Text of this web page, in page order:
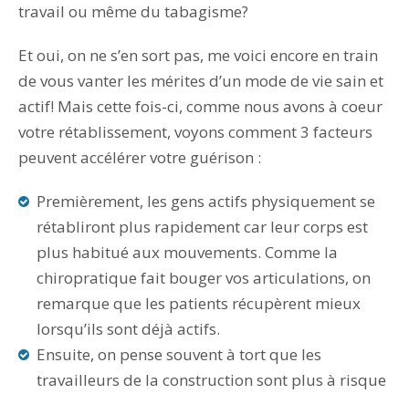
travail ou même du tabagisme?
Et oui, on ne s’en sort pas, me voici encore en train
de vous vanter les mérites d’un mode de vie sain et
actif! Mais cette fois-ci, comme nous avons à coeur
votre rétablissement, voyons comment 3 facteurs
peuvent accélérer votre guérison :
Premièrement, les gens actifs physiquement se
rétabliront plus rapidement car leur corps est
plus habitué aux mouvements. Comme la
chiropratique fait bouger vos articulations, on
remarque que les patients récupèrent mieux
lorsqu’ils sont déjà actifs.
Ensuite, on pense souvent à tort que les
travailleurs de la construction sont plus à risque